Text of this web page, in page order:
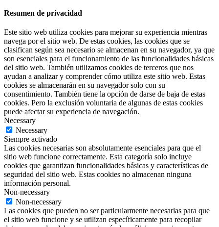
Resumen de privacidad
Este sitio web utiliza cookies para mejorar su experiencia mientras
navega por el sitio web. De estas cookies, las cookies que se
clasifican según sea necesario se almacenan en su navegador, ya que
son esenciales para el funcionamiento de las funcionalidades básicas
del sitio web. También utilizamos cookies de terceros que nos
ayudan a analizar y comprender cómo utiliza este sitio web. Estas
cookies se almacenarán en su navegador solo con su
consentimiento. También tiene la opción de darse de baja de estas
cookies. Pero la exclusión voluntaria de algunas de estas cookies
puede afectar su experiencia de navegación.
Necessary
Necessary
Siempre activado
Las cookies necesarias son absolutamente esenciales para que el
sitio web funcione correctamente. Esta categoría solo incluye
cookies que garantizan funcionalidades básicas y características de
seguridad del sitio web. Estas cookies no almacenan ninguna
información personal.
Non-necessary
Non-necessary
Las cookies que pueden no ser particularmente necesarias para que
el sitio web funcione y se utilizan específicamente para recopilar